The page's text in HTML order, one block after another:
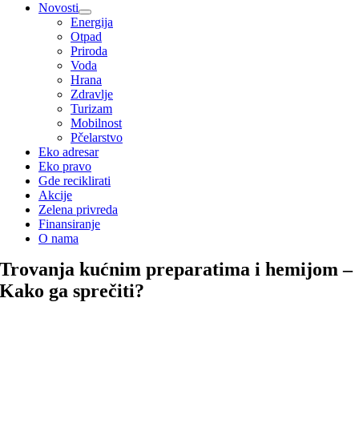
Novosti
Energija
Otpad
Priroda
Voda
Hrana
Zdravlje
Turizam
Mobilnost
Pčelarstvo
Eko adresar
Eko pravo
Gde reciklirati
Akcije
Zelena privreda
Finansiranje
O nama
Trovanja kućnim preparatima i hemijom –
Kako ga sprečiti?